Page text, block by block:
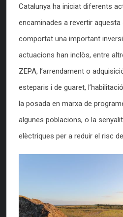
Catalunya ha iniciat diferents
encaminades a revertir aquesta
comportat una important
actuacions han inclòs, entre
ZEPA, l’arrendament o
esteparis i de guaret,
la posada en marxa de
algunes poblacions, o la
elèctriques per a reduir el risc